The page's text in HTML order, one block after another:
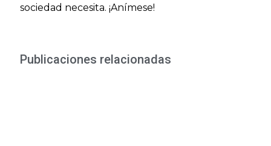
sociedad necesita. ¡Anímese!
Publicaciones relacionadas